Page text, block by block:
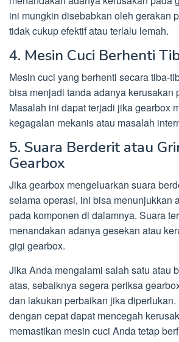
ini mungkin disebabkan oleh gerakan
tidak cukup efektif atau terlalu lemah.
4. Mesin Cuci Berhenti
Mesin cuci yang berhenti secara tiba-
bisa menjadi tanda adanya kerusakan
Masalah ini dapat terjadi jika gearbox
kegagalan mekanis atau masalah
5. Suara Berderit atau
Gearbox
Jika gearbox mengeluarkan suara
selama operasi, ini bisa menunjukkan
pada komponen di dalamnya. Suara
menandakan adanya gesekan atau
gigi gearbox.
Jika Anda mengalami salah satu atau
atas, sebaiknya segera periksa
dan lakukan perbaikan jika
dengan cepat dapat mencegah
memastikan mesin cuci Anda tetap